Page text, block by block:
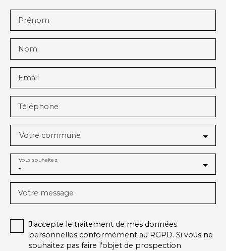
Prénom
Nom
Email
Téléphone
Votre commune
-
Vous souhaitez
Votre message
J'accepte le traitement de mes données
personnelles conformément au RGPD. Si vous ne
souhaitez pas faire l'objet de prospection